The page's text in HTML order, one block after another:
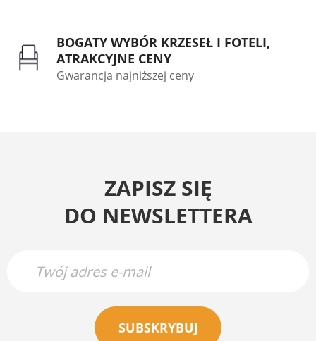
BOGATY WYBÓR KRZESEŁ I FOTELI,
ATRAKCYJNE CENY
Gwarancja najniższej ceny
ZAPISZ SIĘ
DO NEWSLETTERA
SUBSKRYBUJ